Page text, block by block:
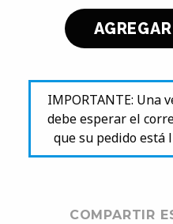
IMPORTANTE: Una
debe esperar el
que su pedido está
COMPARTIR